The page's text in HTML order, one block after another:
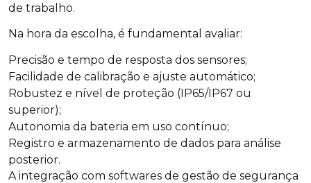
de trabalho.
Na hora da escolha, é fundamental avaliar:
Precisão e tempo de resposta dos sensores;
Facilidade de calibração e ajuste automático;
Robustez e nível de proteção (IP65/IP67 ou
superior);
Autonomia da bateria em uso contínuo;
Registro e armazenamento de dados para análise
posterior.
A integração com softwares de gestão de segurança